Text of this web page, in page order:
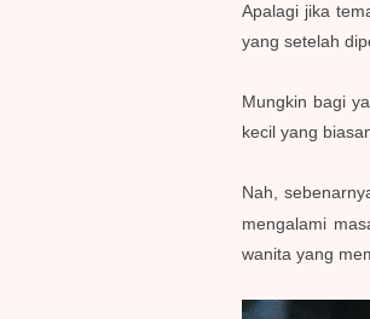
Apalagi jika
yang setelah
Mungkin bagi
kecil yang
Nah,
mengalami
wanita yang